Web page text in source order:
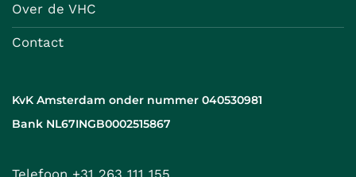
Over de VHC
Contact
KvK Amsterdam onder nummer 040530981
Bank NL67INGB0002515867
Telefoon +31 263 111 155